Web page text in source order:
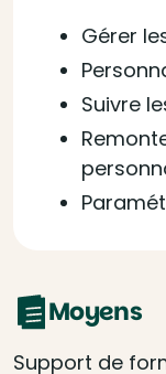
Gérer
Suivre
Moyens
Support de